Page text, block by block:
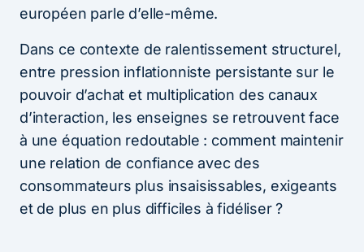
européen parle d’elle-même.
Dans ce contexte de ralentissement structurel,
entre pression inflationniste persistante sur le
pouvoir d’achat et multiplication des canaux
d’interaction, les enseignes se retrouvent face
à une équation redoutable : comment maintenir
une relation de confiance avec des
consommateurs plus insaisissables, exigeants
et de plus en plus difficiles à fidéliser ?